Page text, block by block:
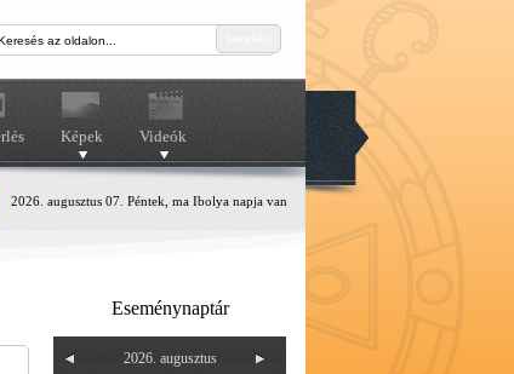
Képek Videók
2026. augusztus 07. Péntek, ma Ibolya napja van
Eseménynaptár
2026. augusztus